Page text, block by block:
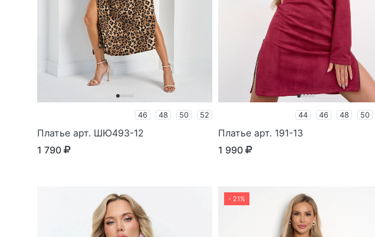
46 48 50 52
Платье арт. ШЮ493-12
1 790
44 46 48 50
Платье арт. 191-13
1 990
- 21%